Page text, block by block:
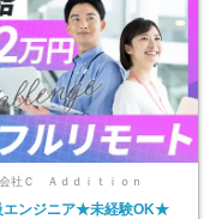
社Ｃ Ａｄｄｉｔｉｏｎ
エンジニア★未経験OK★